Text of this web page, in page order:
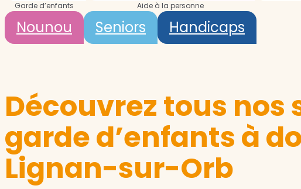
Garde d’enfants
Nounou
Aide à la personne
Seniors Handicaps
Découvrez tous nos
garde d’enfants à
Lignan-sur-Orb